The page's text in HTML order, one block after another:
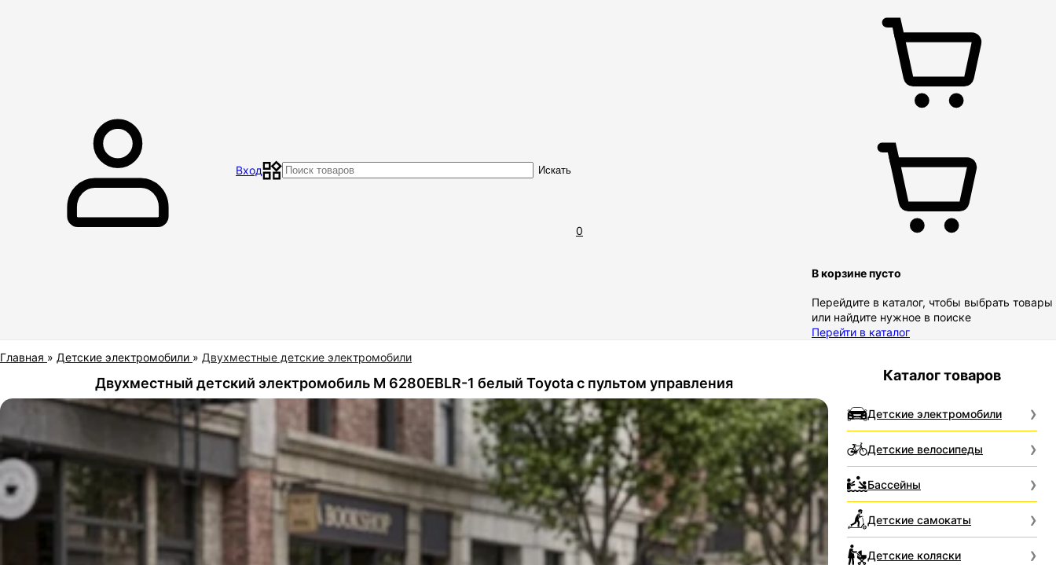
МагазинКонтакты ОтзывыДоставка и оплатаОбмен и возврат товара
Вход Искать
0
В корзине пусто
Перейдите в каталог, чтобы выбрать товары
или найдите нужное в поиске
Перейти в каталог
Главная » Детские электромобили » Двухместные детские электромобили
Двухместный детский электромобиль M 6280EBLR-1 белый Toyota с пультом управления Каталог товаров
Детские электромобили
Детские велосипеды
Бассейны
Детские самокаты
Детские коляски